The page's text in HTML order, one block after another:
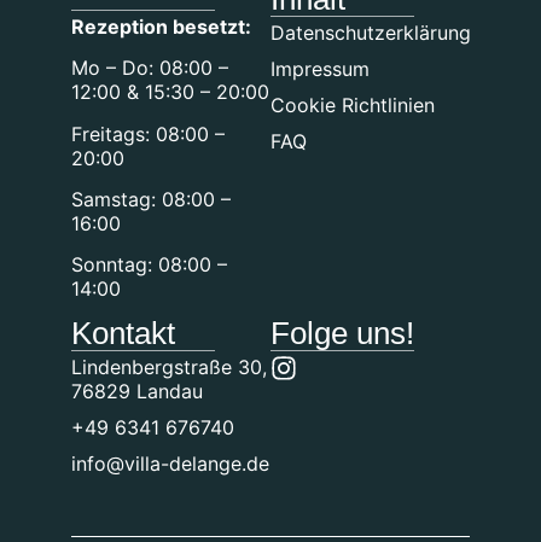
Rezeption besetzt:
Mo – Do: 08:00 –
12:00 & 15:30 – 20:00
Freitags: 08:00 –
20:00
Samstag: 08:00 –
16:00
Sonntag: 08:00 –
14:00
Datenschutzerklärung
Impressum
Cookie Richtlinien
FAQ
Kontakt
Lindenbergstraße 30,
76829 Landau
+49 6341 676740
info@villa-delange.de
Folge uns!